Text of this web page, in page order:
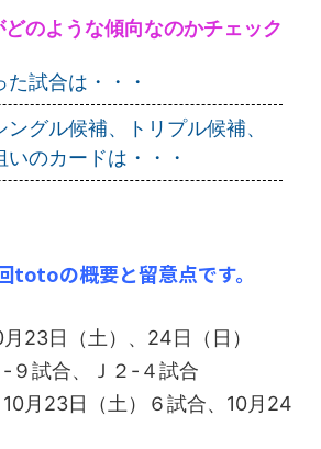
のような傾向なのかチェック
試合は・・・
グル候補、トリプル候補、
のカードは・・・
totoの概要と留意点です。
23日（土）、24日（日）
-９試合、Ｊ２-４試合
10月23日（土）６試合、10月24